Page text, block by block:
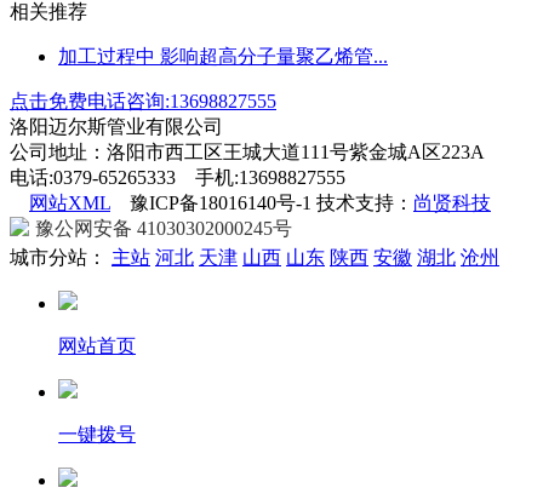
相关推荐
加工过程中 影响超高分子量聚乙烯管...
点击免费电话咨询:13698827555
洛阳迈尔斯管业有限公司
公司地址：洛阳市西工区王城大道111号紫金城A区223A
电话:0379-65265333 手机:13698827555
网站XML 豫ICP备18016140号-1 技术支持： 尚贤科技
豫公网安备 41030302000245号
城市分站：
主站 河北 天津 山西 山东 陕西 安徽 湖北 沧州
网站首页
一键拨号